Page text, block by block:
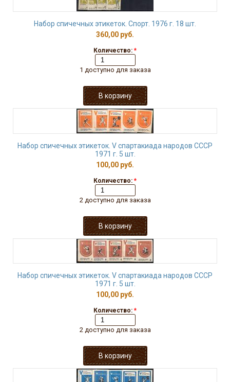
Набор спичечных этикеток. Спорт. 1976 г. 18 шт.
360,00 руб.
Количество: *
1 доступно для заказа
Набор спичечных этикеток. V спартакиада народов СССР
1971 г. 5 шт.
100,00 руб.
Количество: *
2 доступно для заказа
Набор спичечных этикеток. V спартакиада народов СССР
1971 г. 5 шт.
100,00 руб.
Количество: *
2 доступно для заказа